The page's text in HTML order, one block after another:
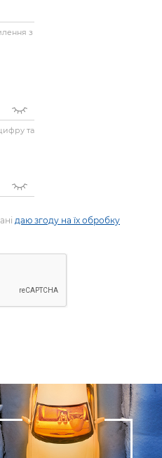
з
та
даю згоду на їх обробку